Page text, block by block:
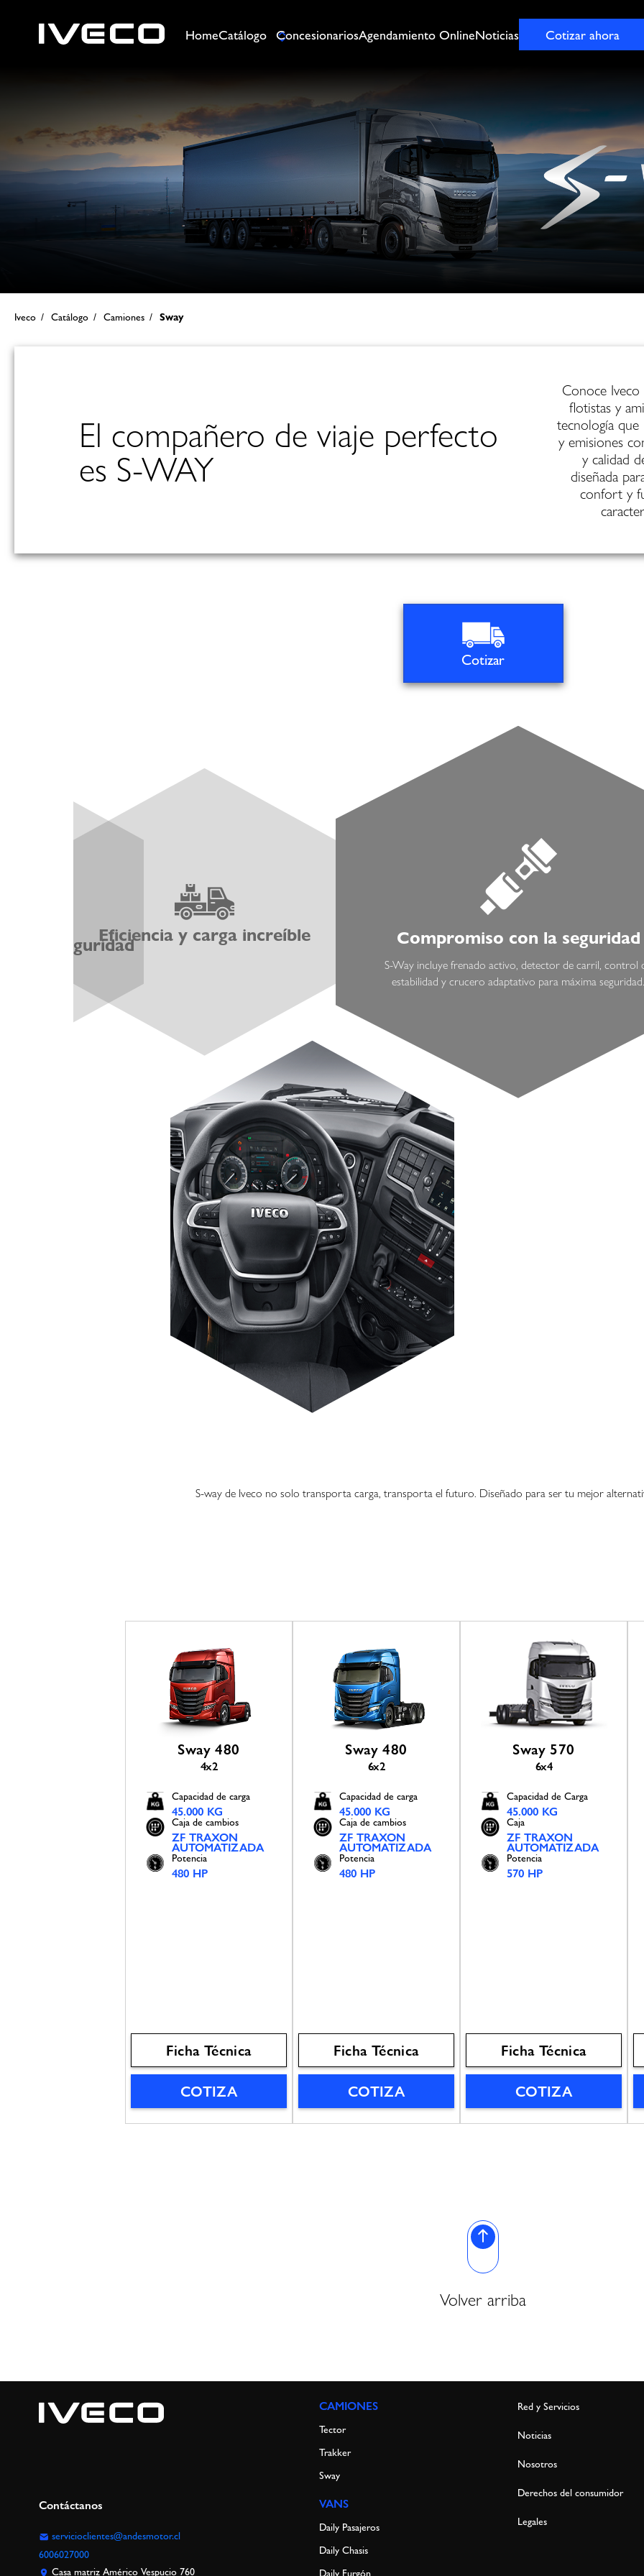
HomeCatálogo ConcesionariosAgendamiento OnlineNoticias Cotizar ahora
Sway - Iveco
Iveco Catálogo Camiones Sway
El compañero de viaje perfecto
es S-WAY
Conoce
flotistas y
tecnología
y emisiones
y calidad
diseñada
confort y
Cotizar
la seguridadEficiencia y carga increíble Compromiso con la seguridad
S-Way incluye frenado activo, detector de carril, control
estabilidad y crucero adaptativo para máxima seguridad.
S-way de Iveco no solo transporta carga, transporta el futuro. Diseñado para ser tu mejor
Sway 480
4x2
Capacidad de carga
45.000 KG
Caja de cambios
ZF TRAXON
AUTOMATIZADA
Potencia
480 HP
Ficha Técnica
COTIZA
Sway 480
6x2
Capacidad de carga
45.000 KG
Caja de cambios
ZF TRAXON
AUTOMATIZADA
Potencia
480 HP
Ficha Técnica
COTIZA
Sway 570
6x4
Capacidad de Carga
45.000 KG
Caja
ZF TRAXON
AUTOMATIZADA
Potencia
570 HP
Ficha Técnica
COTIZA
Volver arriba
Contáctanos
servicioclientes@andesmotor.cl
6006027000
Casa matriz Américo Vespucio 760
CAMIONES
Tector
Trakker
Sway
VANS
Daily Pasajeros
Daily Chasis
Daily Furgón
Red y Servicios
Noticias
Nosotros
Derechos del consumidor
Legales